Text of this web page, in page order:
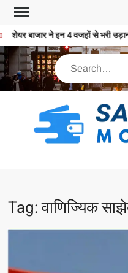
शेयर बाजार ने इन 4 वजहों से भरी
Tag:वाणिज्यिक